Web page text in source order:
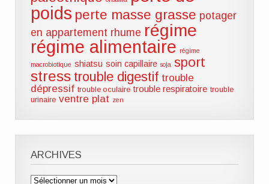
poids perte masse grasse potager
en appartement rhume régime
régime alimentaire régime
macrobiotique shiatsu soin capillaire soja sport
stress trouble digestif trouble
dépressif trouble oculaire trouble respiratoire trouble
urinaire ventre plat zen
ARCHIVES
Archives